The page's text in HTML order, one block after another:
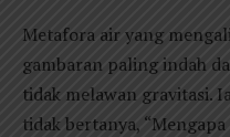
Metafora air yang
gambaran paling indah
tidak melawan gravitasi.
tidak bertanya,